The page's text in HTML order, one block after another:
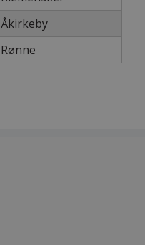
Åkirkeby
Rønne